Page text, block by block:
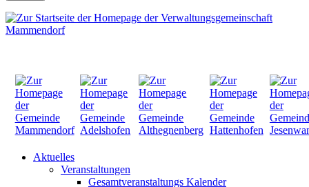
Aktuelles
Veranstaltungen
Gesamtveranstaltungs Kalender